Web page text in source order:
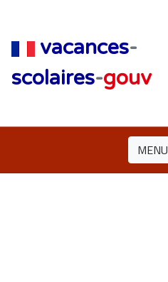
vacances-
scolaires-gouv
MENU